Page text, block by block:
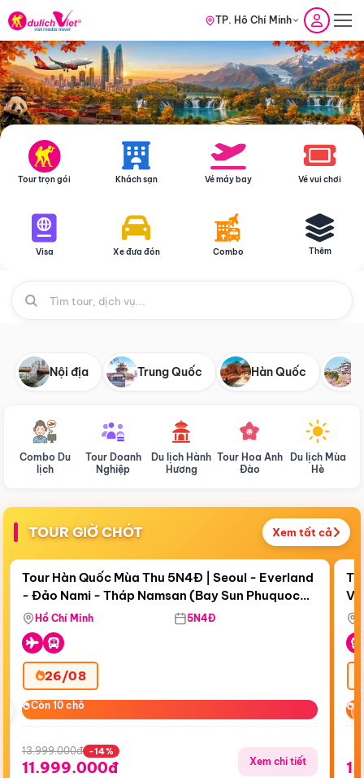
TP. Hồ Chí Minh
Tour trọn gói Khách sạn Vé máy bay Vé vui chơi
Visa Xe đưa đón Combo Thêm
Nội địa Trung Quốc Hàn Quốc
Combo Du
lịch
Tour Doanh
Nghiệp
Du lịch Hành
Hương
Tour Hoa Anh
Đào
Du lịch Mùa
Hè
TOUR GIỜ CHÓT Xem tất cả
Còn19 ngày 16:15:56
Điểm nổi bật
Tour Hàn Quốc Mùa Thu 5N4Đ | Seoul - Everland
- Đảo Nami - Tháp Namsan (Bay Sun Phuquoc
Airways)
Hồ Chí Minh 5N4Đ
26/08
Còn 10 chỗ
Còn 10 chỗ
13.999.000đ -14%
11.999.000đ Xem chi tiết